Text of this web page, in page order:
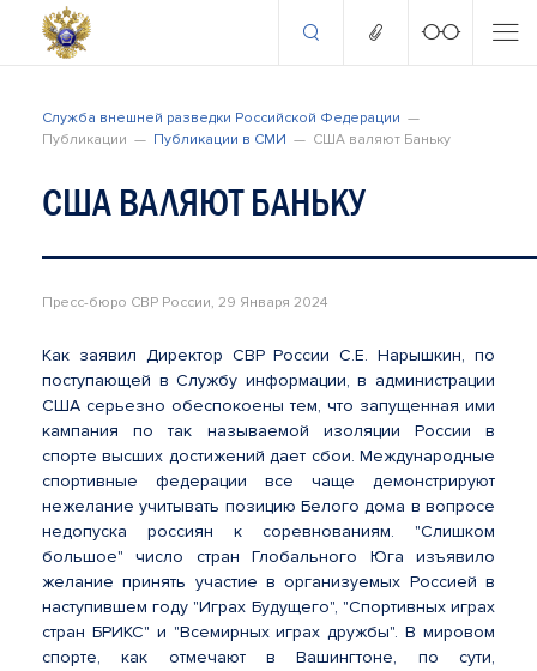
Служба внешней разведки Российской Федерации
Публикации
Публикации в СМИ США валяют Баньку
США ВАЛЯЮТ БАНЬКУ
Пресс-бюро СВР России, 29 Января 2024
Как заявил Директор СВР России С.Е. Нарышкин, по
поступающей в Службу информации, в администрации
США серьезно обеспокоены тем, что запущенная ими
кампания по так называемой изоляции России в
спорте высших достижений дает сбои. Международные
спортивные федерации все чаще демонстрируют
нежелание учитывать позицию Белого дома в вопросе
недопуска россиян к соревнованиям. "Слишком
большое" число стран Глобального Юга изъявило
желание принять участие в организуемых Россией в
наступившем году "Играх Будущего", "Спортивных играх
стран БРИКС" и "Всемирных играх дружбы". В мировом
спорте, как отмечают в Вашингтоне, по сути,